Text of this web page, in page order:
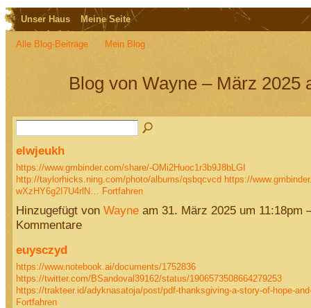
Unser Haus Meine Seite
Alle Blog-Beiträge Mein Blog
Blog von Wayne – März 2025
elwjeukh
https://www.gmbinder.com/share/-OMi2Huoc1r3b9J8bLGI
http://taylorhicks.ning.com/photo/albums/qsbqcvcd https://
wXzHY6g2I7U4rlN…
Fortfahren
Hinzugefügt von Wayneam 31. März 2025 um 11:18pm
Kommentare
euysczyd
https://www.notebook.ai/documents/1752836
https://twitter.com/BSandoval39162/status/1906573508664279253
https://trakteer.id/adyknasatoja/post/pdf-thanksgiving-a-story-of-hope-
Fortfahren